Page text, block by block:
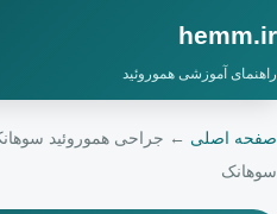
hemm.ir
راهنمای آموزشی هموروئید
صفحه اصلی ← جراحی هموروئید
سوهانک